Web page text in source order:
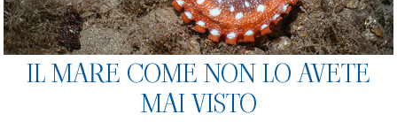
IL MARE COME NON LO AVETE
MAI VISTO